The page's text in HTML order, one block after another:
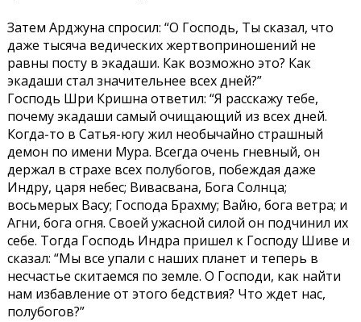
Затем Арджуна спросил: “О Господь, Ты сказал, что
даже тысяча ведических жертвоприношений не
равны посту в экадаши. Как возможно это? Как
экадаши стал значительнее всех дней?”
Господь Шри Кришна ответил: “Я расскажу тебе,
почему экадаши самый очищающий из всех дней.
Когда-то в Сатья-югу жил необычайно страшный
демон по имени Мура. Всегда очень гневный, он
держал в страхе всех полубогов, побеждая даже
Индру, царя небес; Вивасвана, Бога Солнца;
восьмерых Васу; Господа Брахму; Вайю, бога ветра; и
Агни, бога огня. Своей ужасной силой он подчинил их
себе. Тогда Господь Индра пришел к Господу Шиве и
сказал: “Мы все упали с наших планет и теперь в
несчастье скитаемся по земле. О Господи, как найти
нам избавление от этого бедствия? Что ждет нас,
полубогов?”